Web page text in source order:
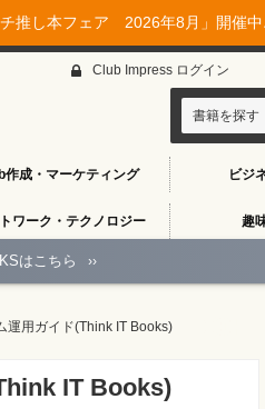
推し本フェア 2026年8月」開催中
作成・マーケティング ビジ
ワーク・テクノロジー 趣
Club Impress ログイン
書籍を探す
はこちら ››
運用ガイド(Think IT Books)
IT Books)